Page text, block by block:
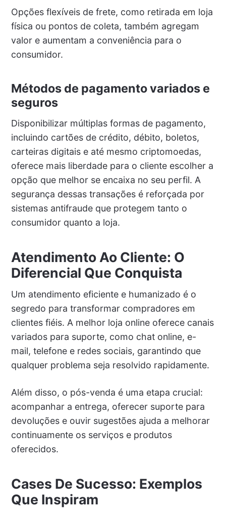
Opções flexíveis de frete, como retirada em loja
física ou pontos de coleta, também agregam
valor e aumentam a conveniência para o
consumidor.
Métodos de pagamento variados e
seguros
Disponibilizar múltiplas formas de pagamento,
incluindo cartões de crédito, débito, boletos,
carteiras digitais e até mesmo criptomoedas,
oferece mais liberdade para o cliente escolher a
opção que melhor se encaixa no seu perfil. A
segurança dessas transações é reforçada por
sistemas antifraude que protegem tanto o
consumidor quanto a loja.
Atendimento Ao Cliente: O
Diferencial Que Conquista
Um atendimento eficiente e humanizado é o
segredo para transformar compradores em
clientes fiéis. A melhor loja online oferece canais
variados para suporte, como chat online, e-
mail, telefone e redes sociais, garantindo que
qualquer problema seja resolvido rapidamente.
Além disso, o pós-venda é uma etapa crucial:
acompanhar a entrega, oferecer suporte para
devoluções e ouvir sugestões ajuda a melhorar
continuamente os serviços e produtos
oferecidos.
Cases De Sucesso: Exemplos
Que Inspiram